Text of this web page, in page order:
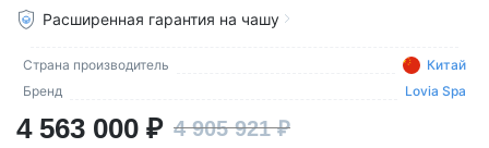
4 563 000 ₽ 4 905 921 ₽
Расширенная гарантия на чашу
Страна производитель
Китай
Бренд
Lovia Spa